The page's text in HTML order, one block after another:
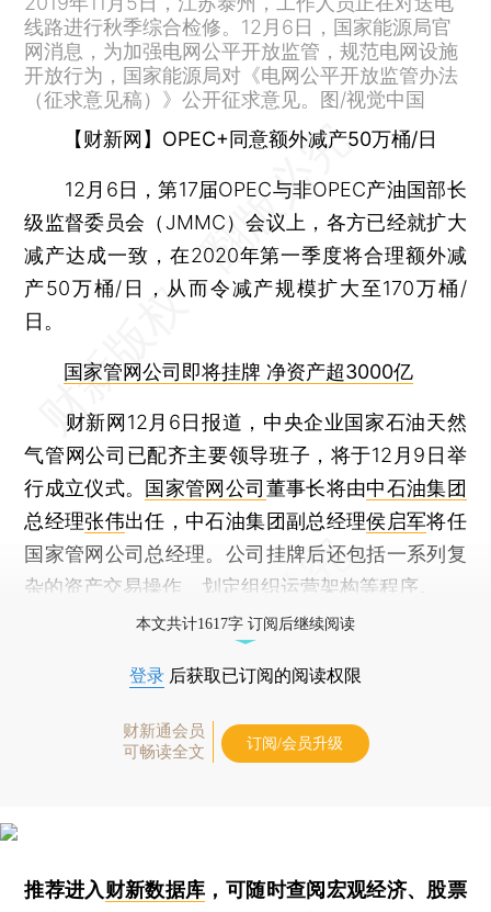
线路进行秋季综合检修。12月6日，国家能源局官
网消息，为加强电网公平开放监管，规范电网设施
开放行为，国家能源局对《电网公平开放监管办法
（征求意见稿）》公开征求意见。图/视觉中国
【财新网】OPEC+同意额外减产50万桶/日
12月6日，第17届OPEC与非OPEC产油国部长
级监督委员会（JMMC）会议上，各方已经就扩大
减产达成一致，在2020年第一季度将合理额外减
产50万桶/日，从而令减产规模扩大至170万桶/
日。
国家管网公司即将挂牌 净资产超3000亿
财新网12月6日报道，中央企业国家石油天然
气管网公司已配齐主要领导班子，将于12月9日举
行成立仪式。 国家管网公司董事长将由中石油集团
总经理张伟出任，中石油集团副总经理侯启军将任
国家管网公司总经理。公司挂牌后还包括一系列复
杂的资产交易操作、划定组织运营架构等程序。
本文共计1617字 订阅后继续阅读
登录 后获取已订阅的阅读权限
财新通会员
可畅读全文
订阅/会员升级
推荐进入财新数据库 ，可随时查阅宏观经济、股票